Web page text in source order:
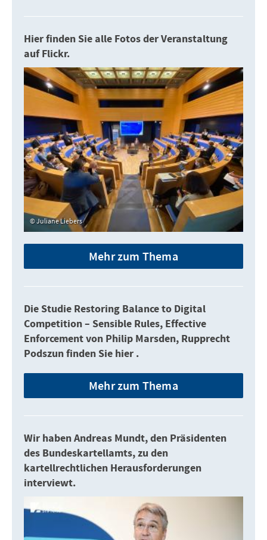
Hier finden Sie alle Fotos der Veranstaltung
auf Flickr.
Juliane Liebers
Mehr zum Thema
Die Studie Restoring Balance to Digital
Competition – Sensible Rules, Effective
Enforcement von Philip Marsden, Rupprecht
Podszun finden Sie hier .
Mehr zum Thema
Wir haben Andreas Mundt, den Präsidenten
des Bundeskartellamts, zu den
kartellrechtlichen Herausforderungen
interviewt.